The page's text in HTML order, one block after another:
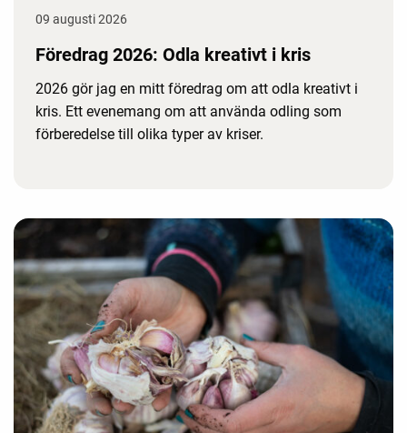
09 augusti 2026
Föredrag 2026: Odla kreativt i kris
2026 gör jag en mitt föredrag om att odla kreativt i
kris. Ett evenemang om att använda odling som
förberedelse till olika typer av kriser.